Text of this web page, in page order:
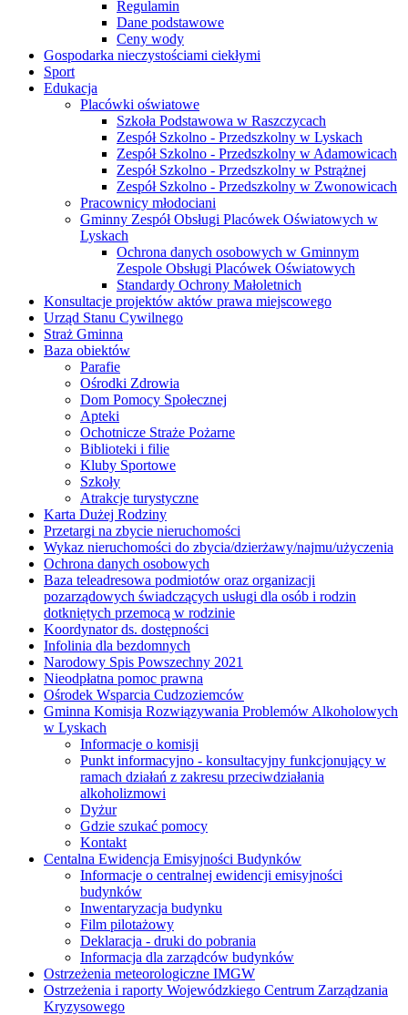
Regulamin
Dane podstawowe
Ceny wody
Gospodarka nieczystościami ciekłymi
Sport
Edukacja
Placówki oświatowe
Szkoła Podstawowa w Raszczycach
Zespół Szkolno - Przedszkolny w Lyskach
Zespół Szkolno - Przedszkolny w Adamowicach
Zespół Szkolno - Przedszkolny w Pstrążnej
Zespół Szkolno - Przedszkolny w Zwonowicach
Pracownicy młodociani
Gminny Zespół Obsługi Placówek Oświatowych w
Lyskach
Ochrona danych osobowych w Gminnym
Zespole Obsługi Placówek Oświatowych
Standardy Ochrony Małoletnich
Konsultacje projektów aktów prawa miejscowego
Urząd Stanu Cywilnego
Straż Gminna
Baza obiektów
Parafie
Ośrodki Zdrowia
Dom Pomocy Społecznej
Apteki
Ochotnicze Straże Pożarne
Biblioteki i filie
Kluby Sportowe
Szkoły
Atrakcje turystyczne
Karta Dużej Rodziny
Przetargi na zbycie nieruchomości
Wykaz nieruchomości do zbycia/dzierżawy/najmu/użyczenia
Ochrona danych osobowych
Baza teleadresowa podmiotów oraz organizacji
pozarządowych świadczących usługi dla osób i rodzin
dotkniętych przemocą w rodzinie
Koordynator ds. dostępności
Infolinia dla bezdomnych
Narodowy Spis Powszechny 2021
Nieodpłatna pomoc prawna
Ośrodek Wsparcia Cudzoziemców
Gminna Komisja Rozwiązywania Problemów Alkoholowych
w Lyskach
Informacje o komisji
Punkt informacyjno - konsultacyjny funkcjonujący w
ramach działań z zakresu przeciwdziałania
alkoholizmowi
Dyżur
Gdzie szukać pomocy
Kontakt
Centalna Ewidencja Emisyjności Budynków
Informacje o centralnej ewidencji emisyjności
budynków
Inwentaryzacja budynku
Film pilotażowy
Deklaracja - druki do pobrania
Informacja dla zarządców budynków
Ostrzeżenia meteorologiczne IMGW
Ostrzeżenia i raporty Wojewódzkiego Centrum Zarządzania
Kryzysowego